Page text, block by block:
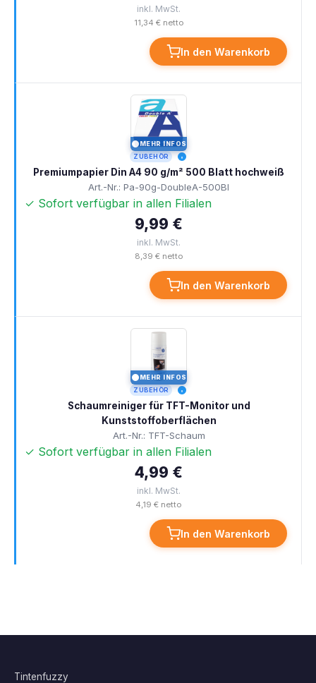
inkl. MwSt.
11,34 € netto
In den Warenkorb
MEHR INFOS
ZUBEHÖR
Premiumpapier Din A4 90 g/m² 500 Blatt hochweiß
Art.-Nr.: Pa-90g-DoubleA-500Bl
✓ Sofort verfügbar in allen Filialen
9,99 €
inkl. MwSt.
8,39 € netto
In den Warenkorb
MEHR INFOS
ZUBEHÖR
Schaumreiniger für TFT-Monitor und
Kunststoffoberflächen
Art.-Nr.: TFT-Schaum
✓ Sofort verfügbar in allen Filialen
4,99 €
inkl. MwSt.
4,19 € netto
In den Warenkorb
Tintenfuzzy